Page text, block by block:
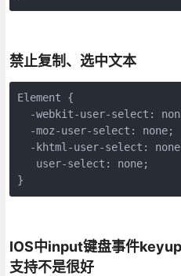
禁止复制、选中文本
Element {
-webkit-user-select:
  -moz-user-select: none;
-khtml-user-select:
   user-select: none;
}
IOS中input键盘事件
支持不是很好